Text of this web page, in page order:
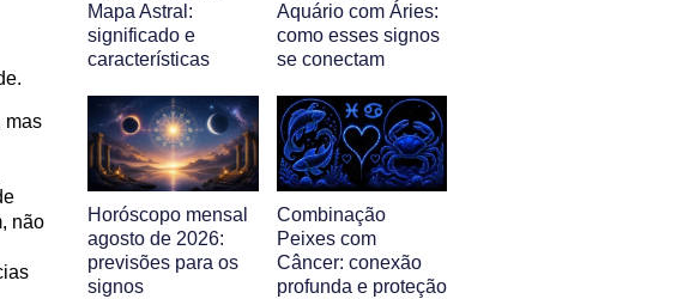
mas
não
Mapa Astral:
significado e
características
Aquário com Áries:
como esses signos
se conectam
Horóscopo mensal
agosto de 2026:
previsões para os
signos
Combinação
Peixes com
Câncer: conexão
profunda e proteção